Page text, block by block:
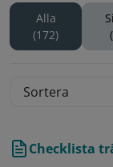
Alla
(172)
Checklista